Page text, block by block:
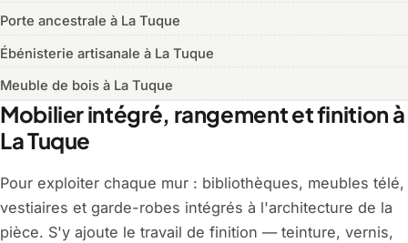
Porte ancestrale à La Tuque
Ébénisterie artisanale à La Tuque
Meuble de bois à La Tuque
Mobilier intégré, rangement et finition à
La Tuque
Pour exploiter chaque mur : bibliothèques, meubles télé,
vestiaires et garde-robes intégrés à l'architecture de la
pièce. S'y ajoute le travail de finition — teinture, vernis,